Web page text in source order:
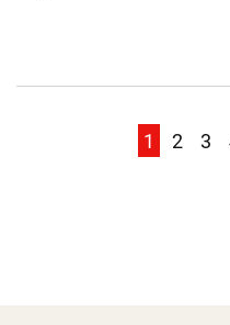
Page
Page
1 Page
2 3